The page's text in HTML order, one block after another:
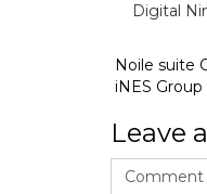
Digital
Noile suite
iNES
Leave